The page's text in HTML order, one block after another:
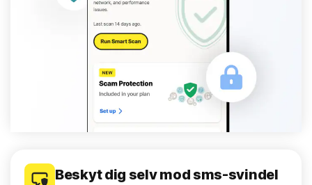
Beskyt dig selv mod sms-svindel